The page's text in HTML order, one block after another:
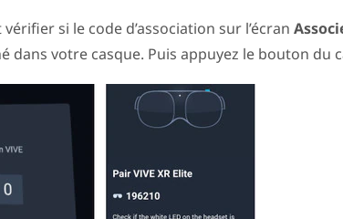
si le code d’association sur l’écran
dans votre casque. Puis appuyez le bouton du